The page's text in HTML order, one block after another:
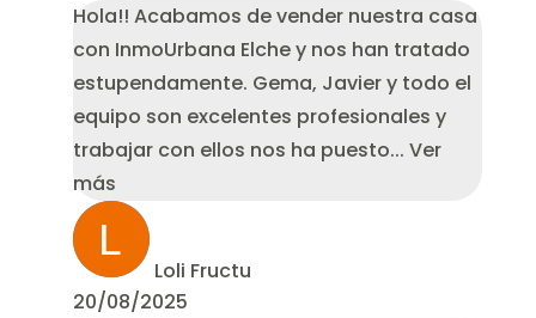
Hola!! Acabamos de vender nuestra casa
con InmoUrbana Elche y nos han tratado
estupendamente. Gema, Javier y todo el
equipo son excelentes profesionales y
trabajar con ellos nos ha puesto... Ver
más
Loli Fructu
20/08/2025